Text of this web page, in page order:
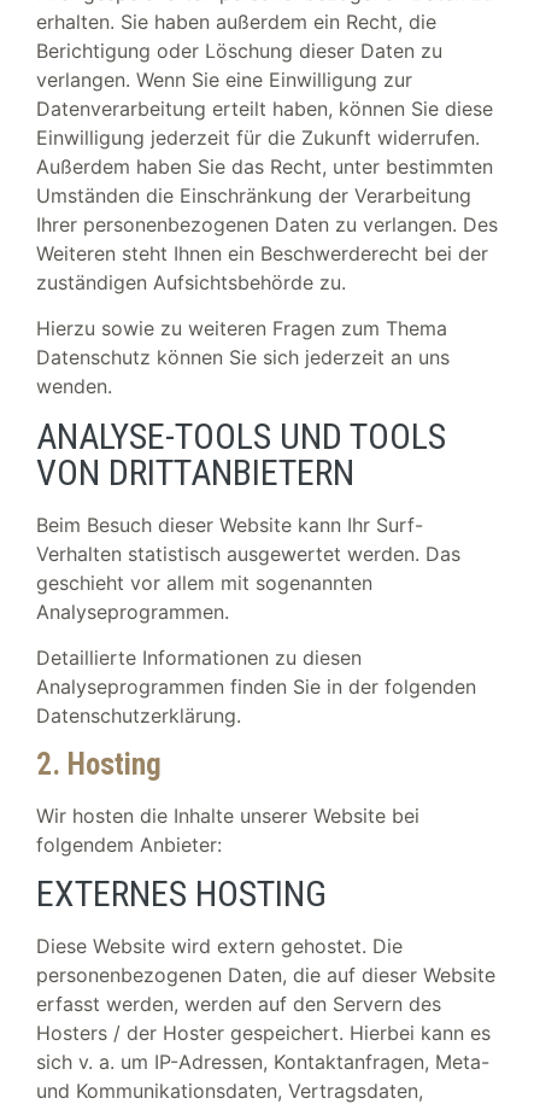
erhalten. Sie haben außerdem ein Recht, die
Berichtigung oder Löschung dieser Daten zu
verlangen. Wenn Sie eine Einwilligung zur
Datenverarbeitung erteilt haben, können Sie diese
Einwilligung jederzeit für die Zukunft widerrufen.
Außerdem haben Sie das Recht, unter bestimmten
Umständen die Einschränkung der Verarbeitung
Ihrer personenbezogenen Daten zu verlangen. Des
Weiteren steht Ihnen ein Beschwerderecht bei der
zuständigen Aufsichtsbehörde zu.
Hierzu sowie zu weiteren Fragen zum Thema
Datenschutz können Sie sich jederzeit an uns
wenden.
ANALYSE-TOOLS UND TOOLS
VON DRITT­ANBIETERN
Beim Besuch dieser Website kann Ihr Surf-
Verhalten statistisch ausgewertet werden. Das
geschieht vor allem mit sogenannten
Analyseprogrammen.
Detaillierte Informationen zu diesen
Analyseprogrammen finden Sie in der folgenden
Datenschutzerklärung.
2. Hosting
Wir hosten die Inhalte unserer Website bei
folgendem Anbieter:
EXTERNES HOSTING
Diese Website wird extern gehostet. Die
personenbezogenen Daten, die auf dieser Website
erfasst werden, werden auf den Servern des
Hosters / der Hoster gespeichert. Hierbei kann es
sich v. a. um IP-Adressen, Kontaktanfragen, Meta-
und Kommunikationsdaten, Vertragsdaten,